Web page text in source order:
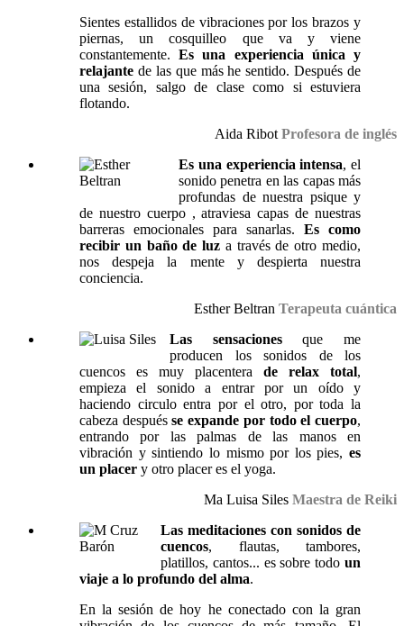
Sientes estallidos de vibraciones por los brazos y
piernas, un cosquilleo que va y viene
constantemente.Es una experiencia única y
relajante de las que más he sentido. Después de
una sesión, salgo de clase como si estuviera
flotando.
Aida Ribot Profesora de inglés
Es una experiencia intensa, el
sonido penetra en las capas más
profundas de nuestra psique y
de nuestro cuerpo , atraviesa capas de nuestras
barreras emocionales para sanarlas. Es como
recibir un baño de luz a través de otro medio,
nos despeja la mente y despierta nuestra
conciencia.
Esther Beltran Terapeuta cuántica
Las sensacionesque me
producen los sonidos de los
cuencos es muy placentera de relax total,
empieza el sonido a entrar por un oído y
haciendo circulo entra por el otro, por toda la
cabeza despuésse expande por todo el cuerpo,
entrando por las palmas de las manos en
vibración y sintiendo lo mismo por los pies, es
un placer y otro placer es el yoga.
Ma Luisa Siles Maestra de Reiki
Las meditaciones con sonidos de
cuencos, flautas, tambores,
platillos, cantos... es sobre todo un
viaje a lo profundo del alma.
En la sesión de hoy he conectado con la gran